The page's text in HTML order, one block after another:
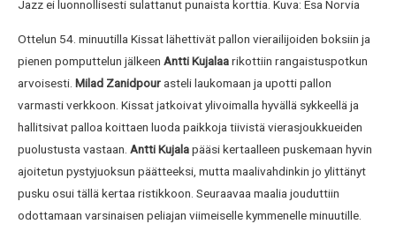
Jazz ei luonnollisesti sulattanut punaista korttia. Kuva: Esa Norvia
Ottelun 54. minuutilla Kissat lähettivät pallon vierailijoiden boksiin ja
pienen pomputtelun jälkeen Antti Kujalaarikottiin rangaistuspotkun
arvoisesti. Milad Zanidpourasteli laukomaan ja upotti pallon
varmasti verkkoon. Kissat jatkoivat ylivoimalla hyvällä sykkeellä ja
hallitsivat palloa koittaen luoda paikkoja tiivistä vierasjoukkueiden
puolustusta vastaan. Antti Kujalapääsi kertaalleen puskemaan hyvin
ajoitetun pystyjuoksun päätteeksi, mutta maalivahdinkin jo ylittänyt
pusku osui tällä kertaa ristikkoon. Seuraavaa maalia jouduttiin
odottamaan varsinaisen peliajan viimeiselle kymmenelle minuutille.